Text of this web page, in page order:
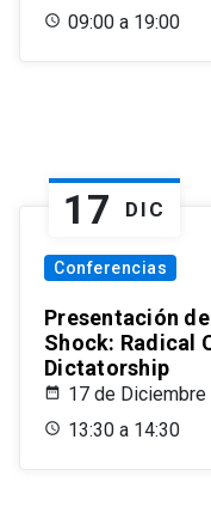
09:00 a 19:00
17 DIC
Conferencias
Presentación
Shock: Radical
Dictatorship
17 de
13:30 a 14:30